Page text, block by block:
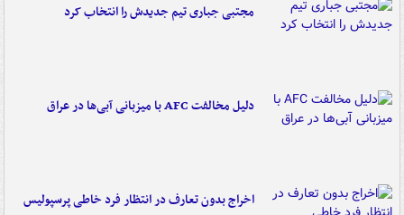
مجتبی جباری تیم جدیدش را انتخاب کرد
دلیل مخالفت AFC با میزبانی آبی‌ها در عراق
اخراج بدون تعارف در انتظار فرد خاطی پرسپولیس